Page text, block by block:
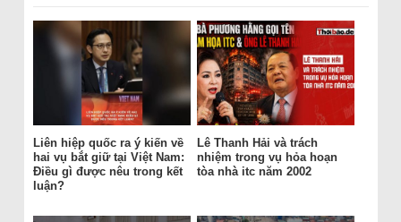
Liên hiệp quốc ra ý kiến về
hai vụ bắt giữ tại Việt Nam:
Điều gì được nêu trong kết
luận?
Lê Thanh Hải và trách
nhiệm trong vụ hỏa hoạn
tòa nhà itc năm 2002